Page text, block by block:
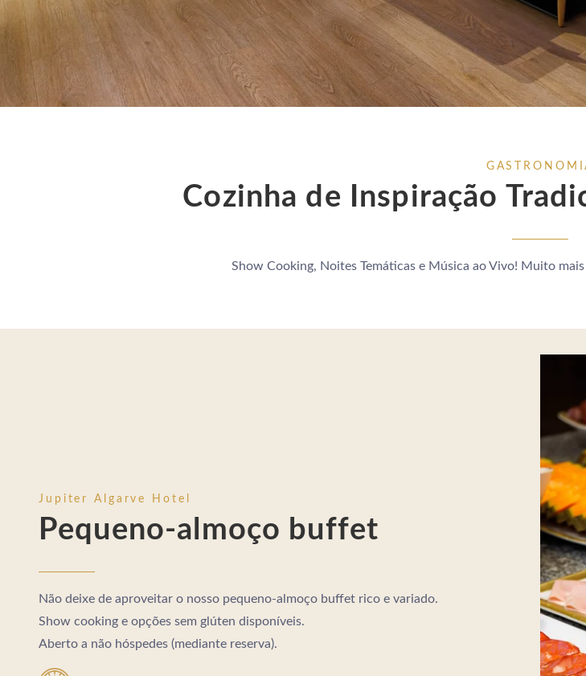
Cozinha de Inspiração
Show Cooking, Noites Temáticas e Música ao Vivo! Muito
Jupiter Algarve Hotel
Pequeno-almoço buffet
Não deixe de aproveitar o nosso pequeno-almoço buffet rico e variado.
Show cooking e opções sem glúten disponíveis.
Aberto a não hóspedes (mediante reserva).